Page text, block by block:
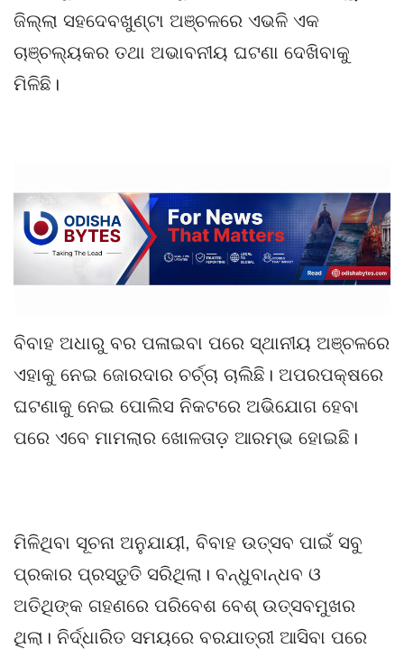
ଜିଲ୍ଲା ସହଦେବଖୁଣ୍ଟା ଅଞ୍ଚଳରେ ଏଭଳି ଏକ
ଚାଞ୍ଚଲ୍ୟକର ତଥା ଅଭାବନୀୟ ଘଟଣା ଦେଖିବାକୁ
ମିଳିଛି।
ବିବାହ ଅଧାରୁ ବର ପଳାଇବା ପରେ ସ୍ଥାନୀୟ ଅଞ୍ଚଳରେ
ଏହାକୁ ନେଇ ଜୋରଦାର ଚର୍ଚ୍ଚା ଚାଲିଛି। ଅପରପକ୍ଷରେ
ଘଟଣାକୁ ନେଇ ପୋଲିସ ନିକଟରେ ଅଭିଯୋଗ ହେବା
ପରେ ଏବେ ମାମଲାର ଖୋଳତାଡ଼ ଆରମ୍ଭ ହୋଇଛି।
ମିଳିଥିବା ସୂଚନା ଅନୁଯାୟୀ, ବିବାହ ଉତ୍ସବ ପାଇଁ ସବୁ
ପ୍ରକାର ପ୍ରସ୍ତୁତି ସରିଥିଲା। ବନ୍ଧୁବାନ୍ଧବ ଓ
ଅତିଥିଙ୍କ ଗହଣରେ ପରିବେଶ ବେଶ୍ ଉତ୍ସବମୁଖର
ଥିଲା। ନିର୍ଦ୍ଧାରିତ ସମୟରେ ବରଯାତ୍ରୀ ଆସିବା ପରେ